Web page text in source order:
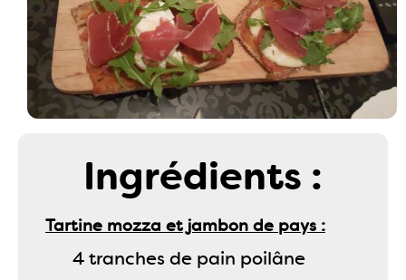
Ingrédients :
Tartine mozza et jambon de pays
4 tranches de pain poilâne